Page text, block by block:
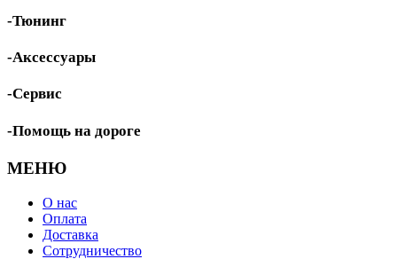
-Тюнинг
-Аксессуары
-Сервис
-Помощь на дороге
МЕНЮ
О нас
Оплата
Доставка
Сотрудничество